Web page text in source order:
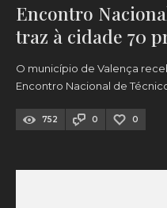
Encontro
traz à cidade 70
O município de Valença
Encontro Nacional de
752 0 0